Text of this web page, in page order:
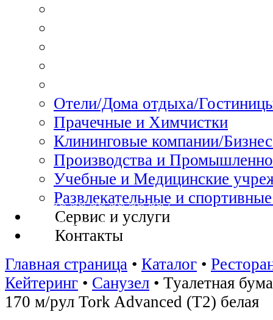
Отели/Дома отдыха/
Прачечные и Химчистки
Клининговые компании/
Производства и
Учебные и Медицинские
Развлекательные и
Сервис и услуги
Контакты
Главная страница • Каталог •
Кейтеринг • Санузел • Туалетная
170 м/рул Tork Advanced (T2) белая